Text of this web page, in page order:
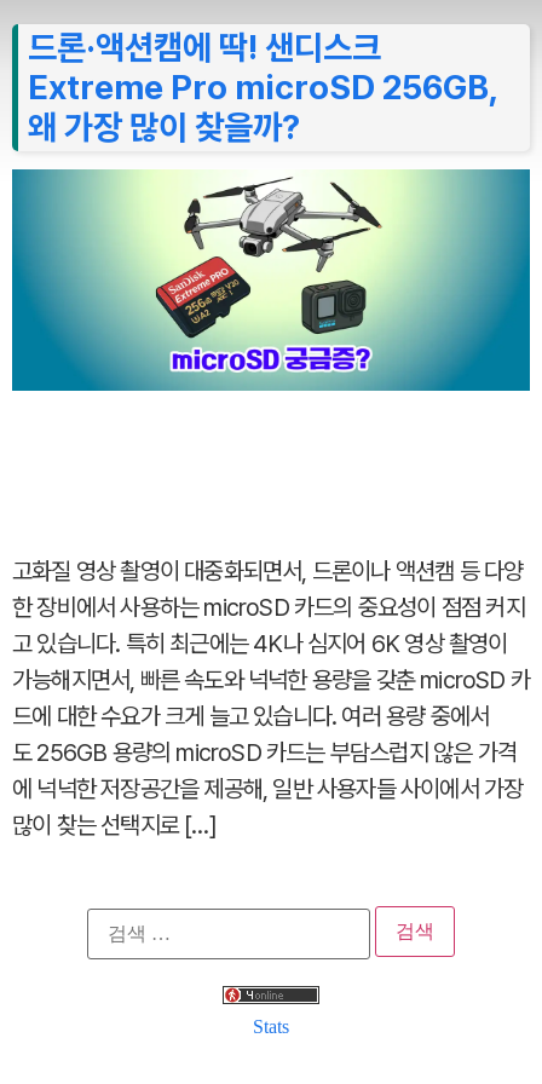
드론·액션캠에 딱! 샌디스크
Extreme Pro microSD 256GB,
왜 가장 많이 찾을까?
고화질 영상 촬영이 대중화되면서, 드론이나 액션캠 등 다양
한 장비에서 사용하는 microSD 카드의 중요성이 점점 커지
고 있습니다. 특히 최근에는 4K나 심지어 6K 영상 촬영이
가능해지면서, 빠른 속도와 넉넉한 용량을 갖춘 microSD 카
드에 대한 수요가 크게 늘고 있습니다. 여러 용량 중에서
도 256GB 용량의 microSD 카드는 부담스럽지 않은 가격
에 넉넉한 저장공간을 제공해, 일반 사용자들 사이에서 가장
많이 찾는 선택지로 […]
검
색:
Stats